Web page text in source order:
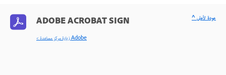
ADOBE ACROBAT SIGN
< زيارة مركز مساعدة Adobe
^ عودة لأعلى